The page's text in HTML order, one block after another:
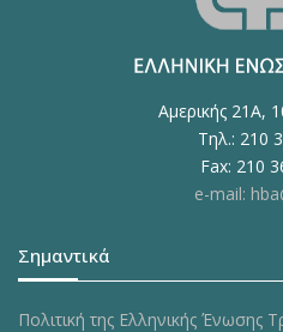
Αμερικής 21Α,
Τηλ.: 210
Fax: 210
e-mail:
Σημαντικά
Πολιτική της Ελληνικής Ένωσης